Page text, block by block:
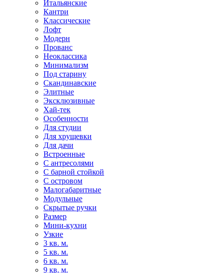
Итальянские
Кантри
Классические
Лофт
Модерн
Прованс
Неоклассика
Минимализм
Под старину
Скандинавские
Элитные
Эксклюзивные
Хай-тек
Особенности
Для студии
Для хрущевки
Для дачи
Встроенные
С антресолями
С барной стойкой
С островом
Малогабаритные
Модульные
Скрытые ручки
Размер
Мини-кухни
Узкие
3 кв. м.
5 кв. м.
6 кв. м.
9 кв. м.